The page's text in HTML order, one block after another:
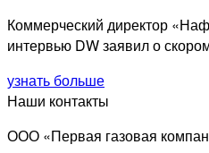
Коммерческий директор
интервью DW заявил о
узнать больше
Наши контакты
ООО «Первая газовая